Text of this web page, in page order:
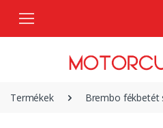
Termékek Brembo fékbetét